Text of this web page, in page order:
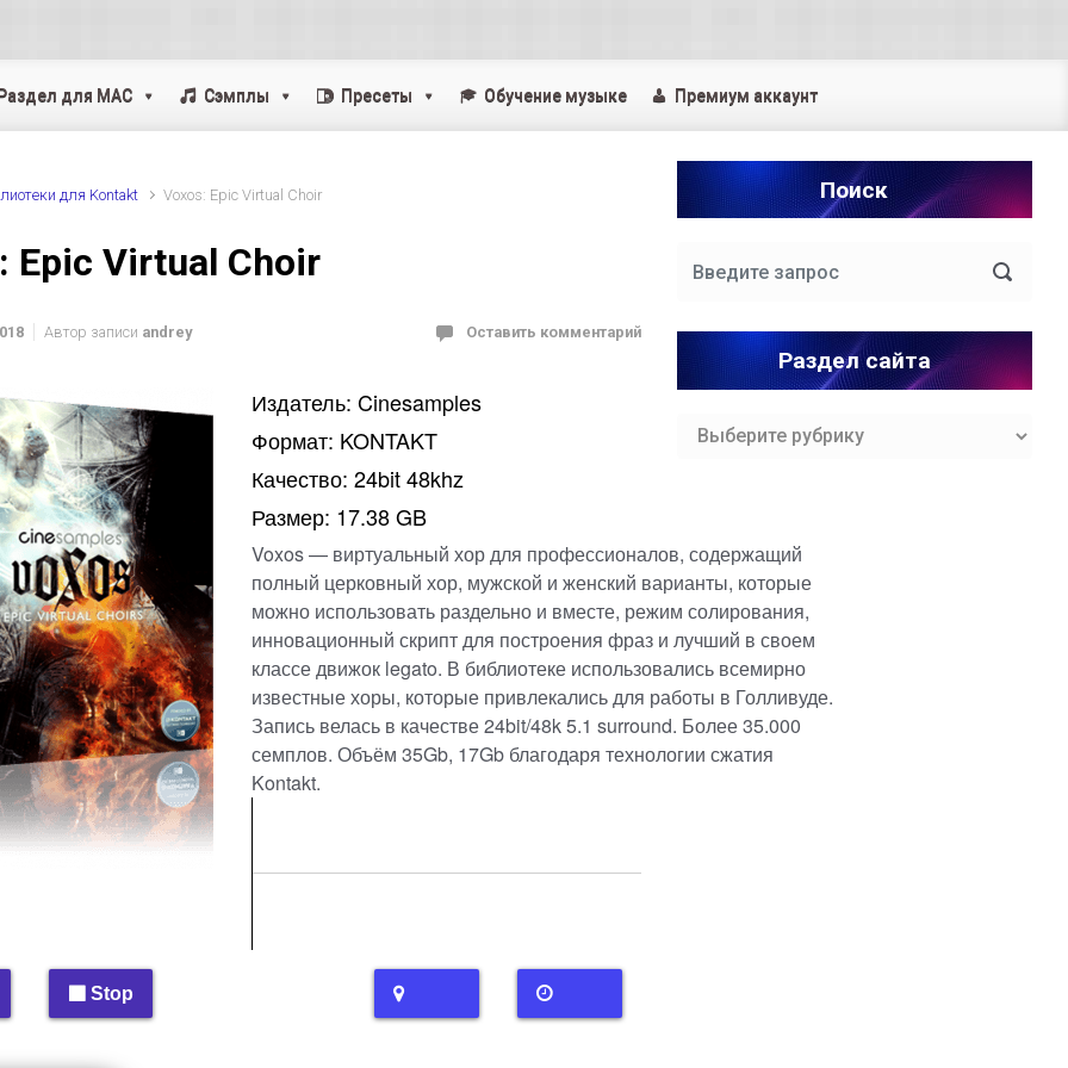
для MAC Cэмплы Пресеты Обучение музыке Премиум аккаунт
для Kontakt Voxos: Epic Virtual Choir
Epic Virtual Choir
Автор записи andrey Оставить комментарий
Издатель: Cinesamples
Формат: KONTAKT
Качество: 24bit 48khz
Размер: 17.38 GB
Voxos — виртуальный хор для профессионалов, содержащий
полный церковный хор, мужской и женский варианты, которые
можно использовать раздельно и вместе, режим солирования,
инновационный скрипт для построения фраз и лучший в своем
классе движок legato. В библиотеке использовались всемирно
известные хоры, которые привлекались для работы в Голливуде.
Запись велась в качестве 24bit/48k 5.1 surround. Более 35.000
семплов. Объём 35Gb, 17Gb благодаря технологии сжатия
Kontakt.
Stop
Поиск
Раздел сайта
Раздел